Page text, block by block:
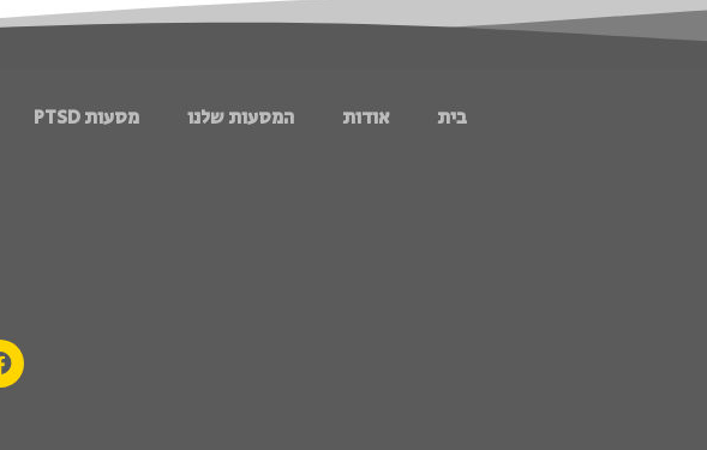
בית אודות המסעות שלנו מסעות PTSD